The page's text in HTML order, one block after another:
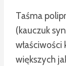
Taśma
(kauczuk
większych